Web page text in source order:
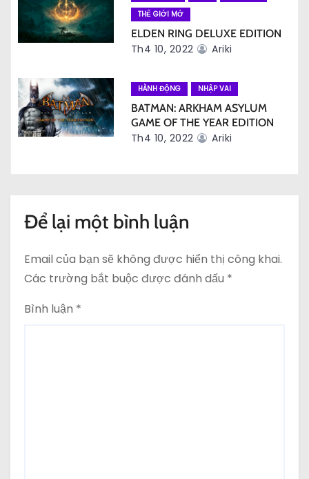
i
ế
t
THẾ GIỚI MỞ
ELDEN RING DELUXE EDITION
Th4 10, 2022 Ariki
HÀNH ĐỘNG NHẬP VAI
BATMAN: ARKHAM ASYLUM
GAME OF THE YEAR EDITION
Th4 10, 2022 Ariki
Để lại một bình luận
Email của bạn sẽ không được hiển thị công khai.
Các trường bắt buộc được đánh dấu *
Bình luận *